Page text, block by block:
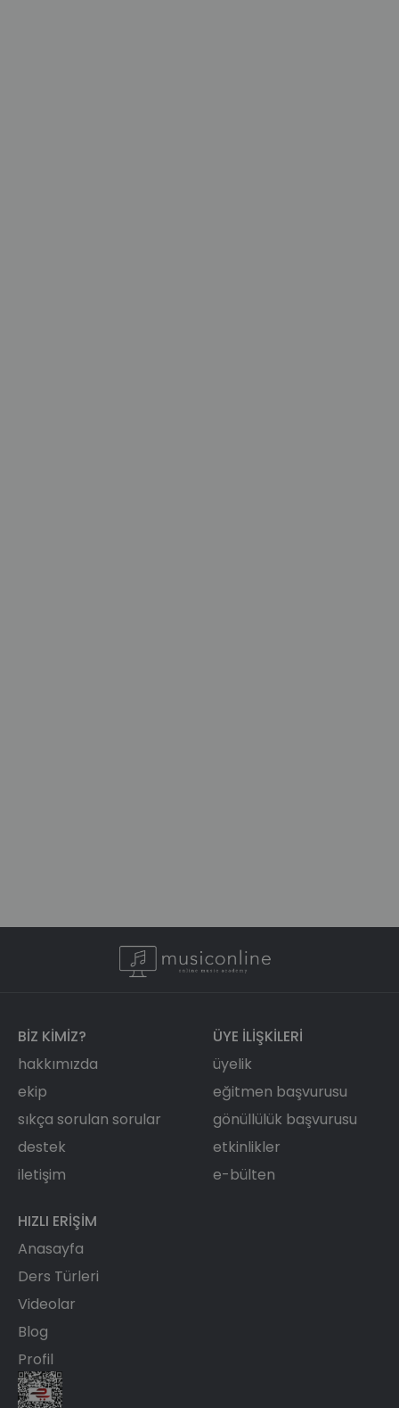
BIZ KIMIZ?
hakkımızda
ekip
sıkça sorulan sorular
destek
iletişim
ÜYE ILIŞKILERI
üyelik
eğitmen başvurusu
gönüllülük başvurusu
etkinlikler
e-bülten
HIZLI ERIŞIM
Anasayfa
Ders Türleri
Videolar
Blog
Profil